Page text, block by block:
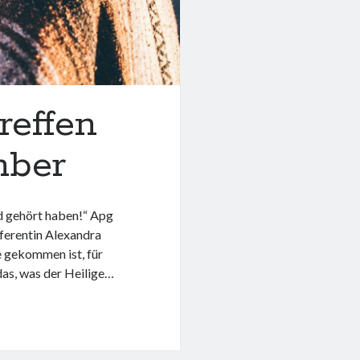
gehört haben!“ Apg
Alexandra
gekommen ist, für
was der Heilige…